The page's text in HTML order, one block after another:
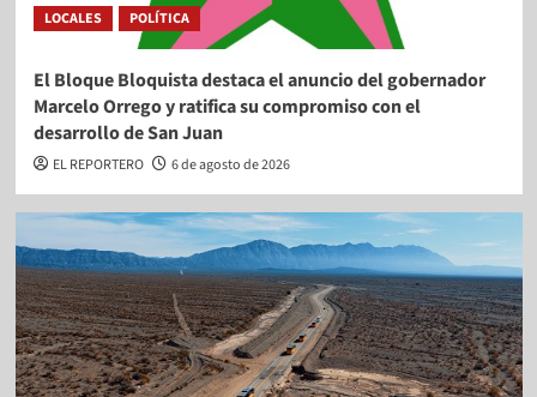
LOCALES POLÍTICA
El Bloque Bloquista destaca el anuncio del gobernador
Marcelo Orrego y ratifica su compromiso con el
desarrollo de San Juan
EL REPORTERO 6 de agosto de 2026